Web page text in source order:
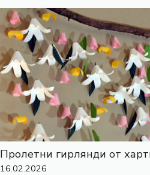
Пролетни гирлянди от
16.02.2026